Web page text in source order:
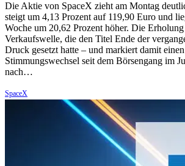
Die Aktie von SpaceX zieht am Montag
steigt um 4,13 Prozent auf 119,90 Euro und
Woche um 20,62 Prozent höher. Die
Verkaufswelle, die den Titel Ende der
Druck gesetzt hatte – und markiert damit
Stimmungswechsel seit dem Börsengang im
nach…
SpaceX